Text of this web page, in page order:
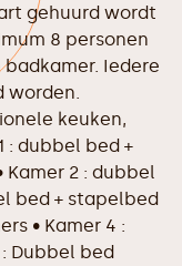
gehuurd wordt
8 personen
Iedere
keuken,
: dubbel bed +
2 : dubbel
bed + stapelbed
• Kamer 4 :
Dubbel bed